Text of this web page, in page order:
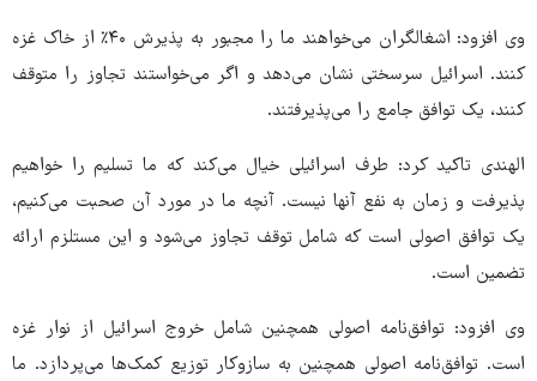
وی افزود: اشغالگران می‌خواهند ما را مجبور به پذیرش ۴۰٪ از خاک غزه
کنند. اسرائیل سرسختی نشان می‌دهد و اگر می‌خواستند تجاوز را متوقف
کنند، یک توافق جامع را می‌پذیرفتند.
الهندی تاکید کرد: طرف اسرائیلی خیال می‌کند که ما تسلیم را خواهیم
پذیرفت و زمان به نفع آنها نیست. آنچه ما در مورد آن صحبت می‌کنیم،
یک توافق اصولی است که شامل توقف تجاوز می‌شود و این مستلزم ارائه
تضمین است.
وی افزود: توافق‌نامه اصولی همچنین شامل خروج اسرائیل از نوار غزه
است. توافق‌نامه اصولی همچنین به سازوکار توزیع کمک‌ها می‌پردازد. ما